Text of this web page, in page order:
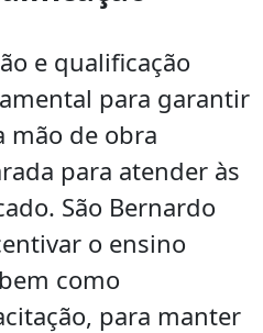
e qualificação
para garantir
mão de obra
para atender às
São Bernardo
o ensino
como
para manter